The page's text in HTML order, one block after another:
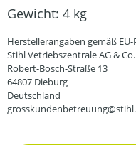
Gewicht: 4 kg
Herstellerangaben gemäß
Stihl Vetriebszentrale AG &
Robert-Bosch-Straße 13
64807 Dieburg
Deutschland